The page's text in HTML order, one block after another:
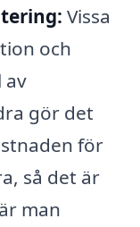
Vissa
och
av
gör det
för
så det är
man